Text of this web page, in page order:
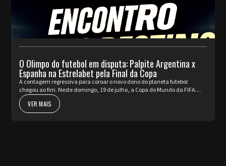
O Olimpo do futebol em disputa: Palpite Argentina x
Espanha na Estrelabet pela Final da Copa
A contagem regressiva para coroar o novo dono do planeta futebol
chegou ao fim. Neste domingo, 19 de julho, a Copa do Mundo da FIFA
2026™ apresenta o seu ato mais nobre e aguardado. Argentina e Espa...
VER MAIS